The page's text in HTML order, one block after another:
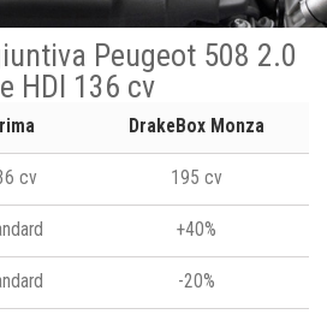
Peugeot 508 2.0
HDI 136 cv
DrakeBox Monza
cv 195 cv
+40%
-20%